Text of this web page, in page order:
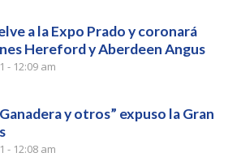
a la Expo Prado y coronará
Hereford y Aberdeen Angus
- 12:09 am
y otros” expuso la Gran
- 12:08 am